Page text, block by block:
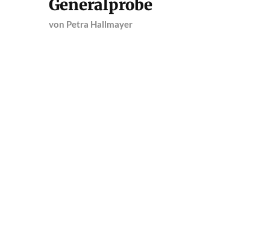
Generalprobe
von Petra Hallmayer